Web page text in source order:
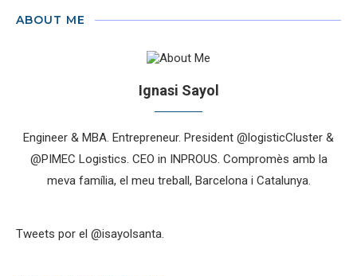
ABOUT ME
Ignasi Sayol
Engineer & MBA. Entrepreneur. President @logisticCluster &
@PIMEC Logistics. CEO in INPROUS. Compromès amb la
meva família, el meu treball, Barcelona i Catalunya.
Tweets por el @isayolsanta.